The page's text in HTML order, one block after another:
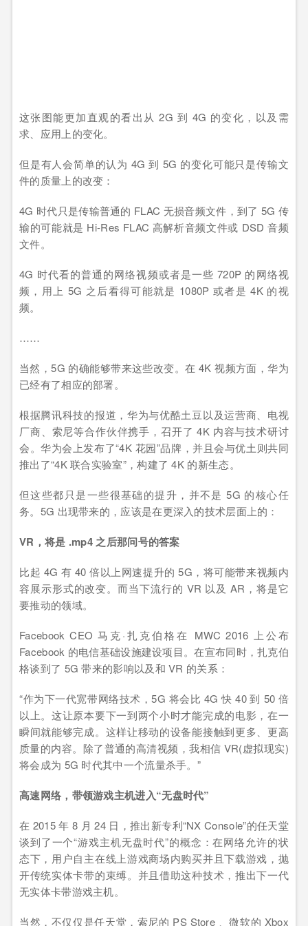
这张图能更加直观的看出从 2G 到 4G 的变化，以及需
求、应用上的变化。
但是有人会简单的认为 4G 到 5G 的变化可能只是传输文
件的质量上的改变：
4G 时代只是传输普通的 FLAC 无损音频文件，到了 5G 传
输的可能就是 Hi-Res FLAC 高解析音频文件或 DSD 音频
文件。
4G 时代看的普通的网络视频或者是一些 720P 的网络视
频，用上 5G 之后看得可能就是 1080P 或者是 4K 的视
频。
……
当然，5G 的确能够带来这些改变。在 4K 视频方面，华为
已经有了相应的部署。
根据腾讯科技的报道，华为与优酷土豆以及运营商、电视
厂商、索尼等合作伙伴携手，召开了 4K 内容与技术研讨
会。华为会上发布了“4K 花园”品牌，并且会与优土则共同
推出了“4K 联合实验室”，构建了 4K 的新生态。
但这些都只是一些很基础的提升，并不是 5G 的核心任
务。5G 出现带来的，应该是在更深入的技术层面上的：
VR，将是 .mp4 之后那问号的答案
比起 4G 有 40 倍以上网速提升的 5G，将可能带来视频内
容展示形式的改变。而当下流行的 VR 以及 AR，将是它
要推动的领域。
Facebook CEO 马克·扎克伯格在 MWC 2016 上公布
Facebook 的电信基础设施建设项目。在宣布同时，扎克伯
格谈到了 5G 带来的影响以及和 VR 的关系：
“作为下一代宽带网络技术，5G 将会比 4G 快 40 到 50 倍
以上。这让原本要下一到两个小时才能完成的电影，在一
瞬间就能够完成。这样让移动的设备能接触到更多、更高
质量的内容。除了普通的高清视频，我相信 VR(虚拟现实)
将会成为 5G 时代其中一个流量杀手。”
高速网络，带领游戏主机进入“无盘时代”
在 2015 年 8 月 24 日，推出新专利“NX Console”的任天堂
谈到了一个“游戏主机无盘时代”的概念：在网络允许的状
态下，用户自主在线上游戏商场内购买并且下载游戏，抛
开传统实体卡带的束缚。并且借助这种技术，推出下一代
无实体卡带游戏主机。
当然，不仅仅是任天堂，索尼的 PS Store 、微软的 Xbox